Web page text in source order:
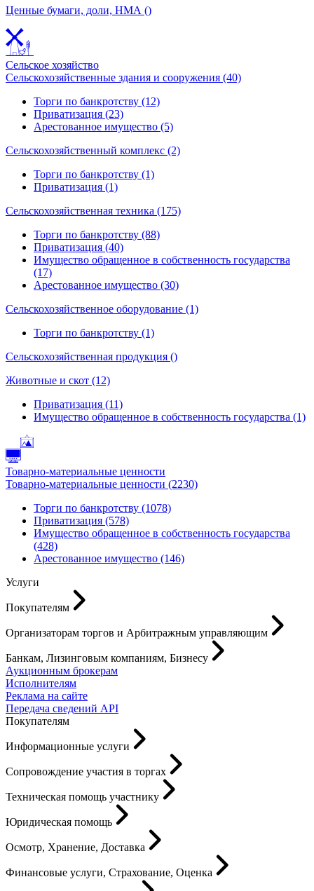
Ценные бумаги, доли, НМА ()
Сельское хозяйство
Сельскохозяйственные здания и сооружения (40)
Торги по банкротству (12)
Приватизация (23)
Арестованное имущество (5)
Сельскохозяйственный комплекс (2)
Торги по банкротству (1)
Приватизация (1)
Сельскохозяйственная техника (175)
Торги по банкротству (88)
Приватизация (40)
Имущество обращенное в собственность государства
(17)
Арестованное имущество (30)
Сельскохозяйственное оборудование (1)
Торги по банкротству (1)
Сельскохозяйственная продукция ()
Животные и скот (12)
Приватизация (11)
Имущество обращенное в собственность государства (1)
Товарно-материальные ценности
Товарно-материальные ценности (2230)
Торги по банкротству (1078)
Приватизация (578)
Имущество обращенное в собственность государства
(428)
Арестованное имущество (146)
Услуги
Покупателям
Организаторам торгов и Арбитражным управляющим
Банкам, Лизинговым компаниям, Бизнесу
Аукционным брокерам
Исполнителям
Реклама на сайте
Передача сведений API
Покупателям
Информационные услуги
Сопровождение участия в торгах
Техническая помощь участнику
Юридическая помощь
Осмотр, Хранение, Доставка
Финансовые услуги, Страхование, Оценка